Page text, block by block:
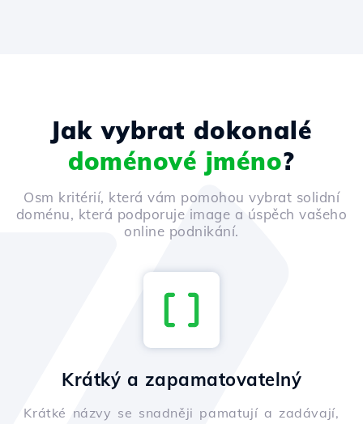
Jak vybrat dokonalé
doménové jméno?
Osm kritérií, která vám pomohou vybrat solidní
doménu, která podporuje image a úspěch vašeho
online podnikání.
Krátký a zapamatovatelný
Krátké názvy se snadněji pamatují a zadávají,